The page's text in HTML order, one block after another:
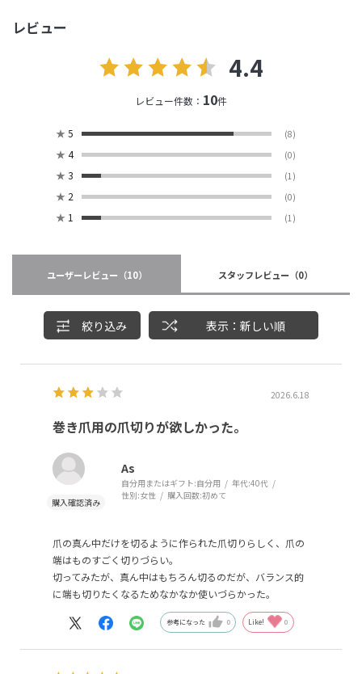
レビュー
4.4
レビュー件数： 10件
★ 5 (8)
★ 4 (0)
★ 3 (1)
★ 2 (0)
★ 1 (1)
ユーザーレビュー （10） スタッフレビュー （0）
絞り込み 表示：新しい順
2026.6.18
巻き爪用の爪切りが欲しかった。
As
自分用またはギフト:自分用 年代:40代
性別:女性 購入回数:初めて
爪の真ん中だけを切るように作られた爪切りらしく、爪の
端はものすごく切りづらい。
切ってみたが、真ん中はもちろん切るのだが、バランス的
に端も切りたくなるためなかなか使いづらかった。
参考になった 0 Like! 0